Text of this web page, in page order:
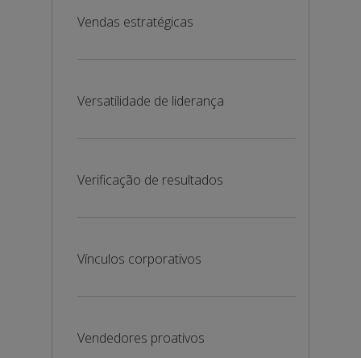
Vendas estratégicas
Versatilidade de liderança
Verificação de resultados
Vínculos corporativos
Vendedores proativos